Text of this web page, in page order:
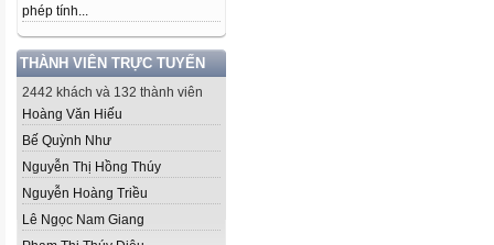
phép tính...
THÀNH VIÊN TRỰC TUYẾN
2442 khách và 132 thành viên
Hoàng Văn Hiếu
Bế Quỳnh Như
Nguyễn Thị Hồng Thúy
Nguyễn Hoàng Triều
Lê Ngọc Nam Giang